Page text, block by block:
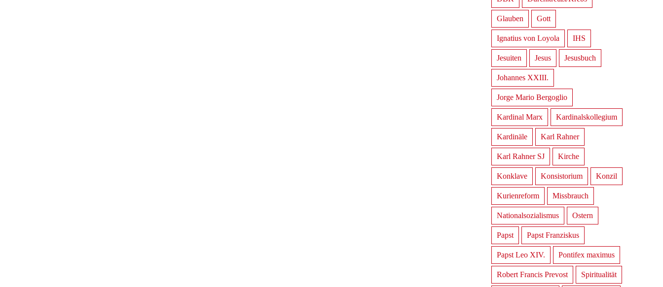
Glauben Gott
Ignatius von Loyola IHS
Jesuiten Jesus Jesusbuch
Johannes XXIII.
Jorge Mario Bergoglio
Kardinal Marx Kardinalskollegium
Kardinäle Karl Rahner
Karl Rahner SJ Kirche
Konklave Konsistorium Konzil
Kurienreform Missbrauch
Nationalsozialismus Ostern
Papst Papst Franziskus
Papst Leo XIV. Pontifex maximus
Robert Francis Prevost Spiritualität